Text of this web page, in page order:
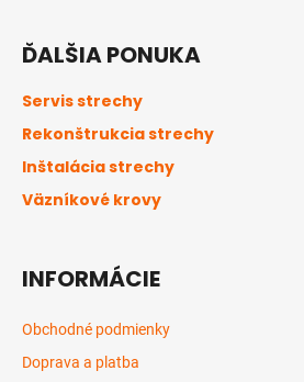
ĎALŠIA PONUKA
Servis strechy
Rekonštrukcia strechy
Inštalácia strechy
Väzníkové krovy
INFORMÁCIE
Obchodné podmienky
Doprava a platba